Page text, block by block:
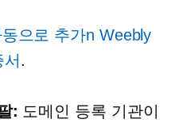
으로 추가n Weebly
.
: 도메인 등록 기관이